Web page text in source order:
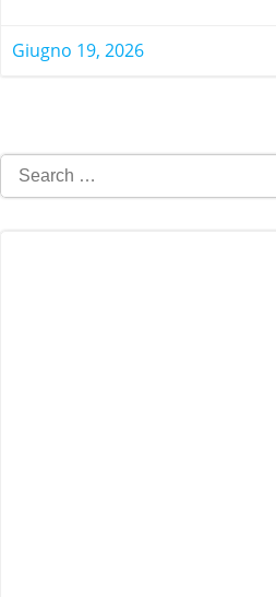
Giugno 19, 2026
Search
for: